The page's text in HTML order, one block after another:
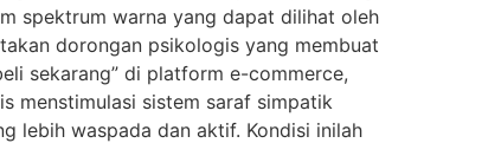
spektrum warna yang dapat dilihat oleh
dorongan psikologis yang membuat
sekarang” di platform e-commerce,
menstimulasi sistem saraf simpatik
lebih waspada dan aktif. Kondisi inilah